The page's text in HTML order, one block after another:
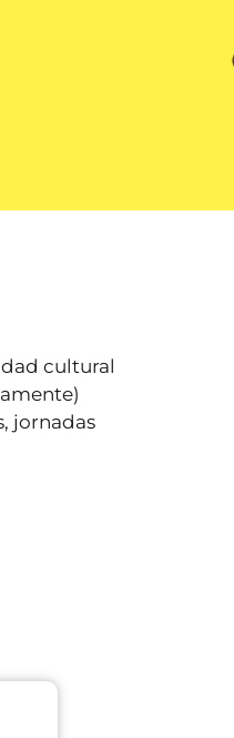
cultural
jornadas